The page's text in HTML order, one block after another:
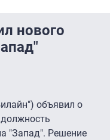
нового
объявил о
"Запад". Решение